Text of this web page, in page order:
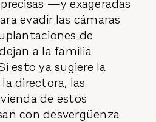
—y exageradas
evadir las cámaras
de
a la familia
esto ya sugiere la
directora, las
de estos
con desvergüenza